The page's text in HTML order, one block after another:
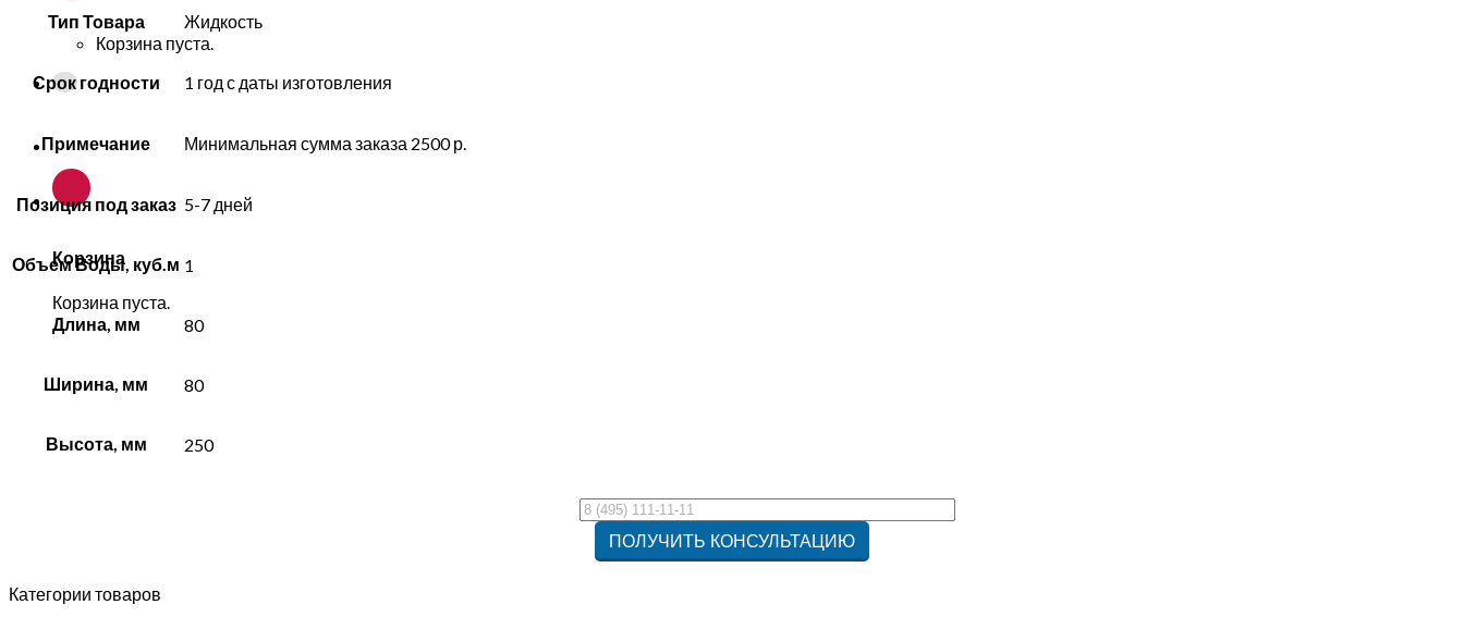
Корзина пуста.
Корзина
Корзина пуста.
Тип Товара Жидкость
Срок годности 1 год с даты изготовления
Примечание Минимальная сумма заказа 2500 р.
Позиция под заказ 5-7 дней
Объем Воды, куб.м 1
Длина, мм 80
Ширина, мм 80
Высота, мм 250
Категории товаров